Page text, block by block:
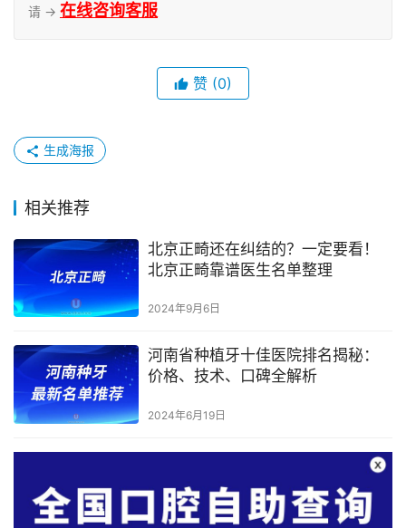
请 → 在线咨询客服
赞 (0)
生成海报
相关推荐
北京正畸还在纠结的？一定要看！
北京正畸靠谱医生名单整理
2024年9月6日
河南省种植牙十佳医院排名揭秘：
价格、技术、口碑全解析
2024年6月19日